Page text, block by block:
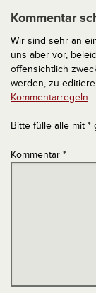
Kommentar
Wir sind sehr an
uns aber vor,
offensichtlich
werden, zu
Kommentarregeln.
Bitte fülle alle mit
Kommentar *